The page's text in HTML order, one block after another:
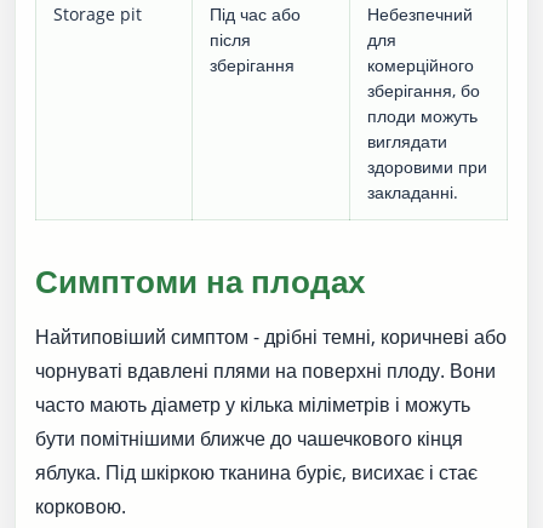
Storage pit
Під час або
після
зберігання
Небезпечний
для
комерційного
зберігання, бо
плоди можуть
виглядати
здоровими при
закладанні.
Симптоми на плодах
Найтиповіший симптом - дрібні темні, коричневі або
чорнуваті вдавлені плями на поверхні плоду. Вони
часто мають діаметр у кілька міліметрів і можуть
бути помітнішими ближче до чашечкового кінця
яблука. Під шкіркою тканина буріє, висихає і стає
корковою.